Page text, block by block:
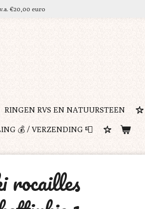
€20,00 euro
RINGEN RVS EN NATUURSTEEN
💰 / VERZENDING 📮